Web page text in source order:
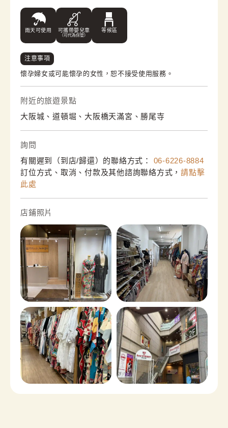
雨天可使用
可攜帶嬰兒車
（可代為保管）
等候區
注意事項
懷孕婦女或可能懷孕的女性，恕不接受使用服務。
附近的旅遊景點
大阪城、道頓堀、大阪橋天滿宮、勝尾寺
詢問
有關遲到（到店/歸還）的聯絡方式： 06-6226-8884
訂位方式、取消、付款及其他諮詢聯絡方式， 請點擊
此處
店鋪照片